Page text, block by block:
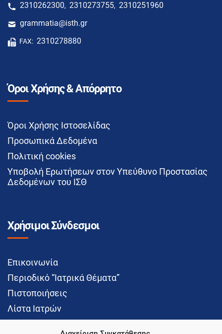
2310262300, 2310273755, 2310251960
grammatia@isth.gr
FAX: 2310278880
Όροι Χρήσης & Απόρρητο
Όροι Χρήσης Ιστοσελίδας
Προσωπικά Δεδομένα
Πολιτική cookies
Υποβολή Ερωτήσεων στον Υπεύθυνο Προστασίας
Δεδομένων του ΙΣΘ
Χρήσιμοι Σύνδεσμοι
Επικοινωνία
Περιοδικό “Ιατρικά Θέματα”
Πιστοποιήσεις
Λίστα Ιατρών